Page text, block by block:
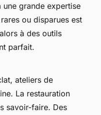
une grande expertise
ou disparues est
à des outils
parfait.
ateliers de
La restauration
savoir-faire. Des